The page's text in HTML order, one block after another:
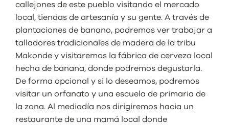
callejones de este pueblo visitando el mercado
local, tiendas de artesanía y su gente. A través de
plantaciones de banano, podremos ver trabajar a
talladores tradicionales de madera de la tribu
Makonde y visitaremos la fábrica de cerveza local
hecha de banana, donde podremos degustarla.
De forma opcional y si lo deseamos, podremos
visitar un orfanato y una escuela de primaria de
la zona. Al mediodía nos dirigiremos hacia un
restaurante de una mamá local donde